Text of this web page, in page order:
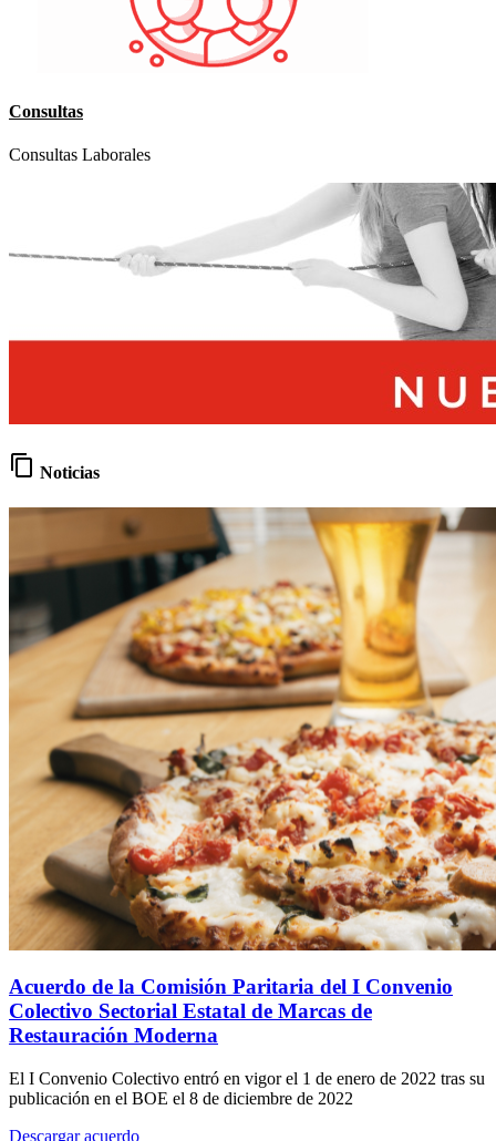
Consultas
Consultas Laborales
content_copy Noticias
Acuerdo de la Comisión Paritaria del I Convenio
Colectivo Sectorial Estatal de Marcas de
Restauración Moderna
El I Convenio Colectivo entró en vigor el 1 de enero de 2022 tras su
publicación en el BOE el 8 de diciembre de 2022
Descargar acuerdo